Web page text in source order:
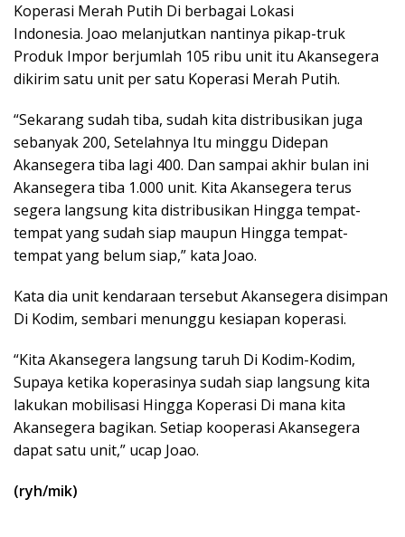
Koperasi Merah Putih Di berbagai Lokasi
Indonesia. Joao melanjutkan nantinya pikap-truk
Produk Impor berjumlah 105 ribu unit itu Akansegera
dikirim satu unit per satu Koperasi Merah Putih.
“Sekarang sudah tiba, sudah kita distribusikan juga
sebanyak 200, Setelahnya Itu minggu Didepan
Akansegera tiba lagi 400. Dan sampai akhir bulan ini
Akansegera tiba 1.000 unit. Kita Akansegera terus
segera langsung kita distribusikan Hingga tempat-
tempat yang sudah siap maupun Hingga tempat-
tempat yang belum siap,” kata Joao.
Kata dia unit kendaraan tersebut Akansegera disimpan
Di Kodim, sembari menunggu kesiapan koperasi.
“Kita Akansegera langsung taruh Di Kodim-Kodim,
Supaya ketika koperasinya sudah siap langsung kita
lakukan mobilisasi Hingga Koperasi Di mana kita
Akansegera bagikan. Setiap kooperasi Akansegera
dapat satu unit,” ucap Joao.
(ryh/mik)